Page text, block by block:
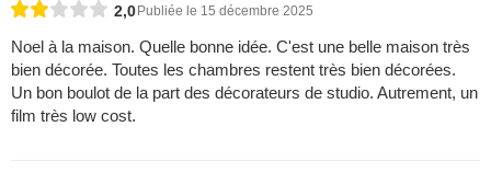
2,0Publiée le 15 décembre 2025
Noel à la maison. Quelle bonne idée. C'est une belle maison très
bien décorée. Toutes les chambres restent très bien décorées.
Un bon boulot de la part des décorateurs de studio. Autrement, un
film très low cost.